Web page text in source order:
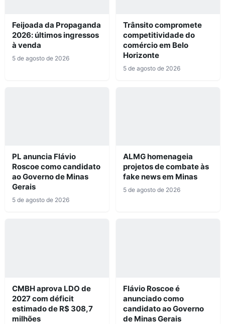
Feijoada da Propaganda
2026: últimos ingressos
à venda
5 de agosto de 2026
Trânsito compromete
competitividade do
comércio em Belo
Horizonte
5 de agosto de 2026
PL anuncia Flávio
Roscoe como candidato
ao Governo de Minas
Gerais
5 de agosto de 2026
ALMG homenageia
projetos de combate às
fake news em Minas
5 de agosto de 2026
CMBH aprova LDO de
2027 com déficit
estimado de R$ 308,7
milhões
Flávio Roscoe é
anunciado como
candidato ao Governo
de Minas Gerais